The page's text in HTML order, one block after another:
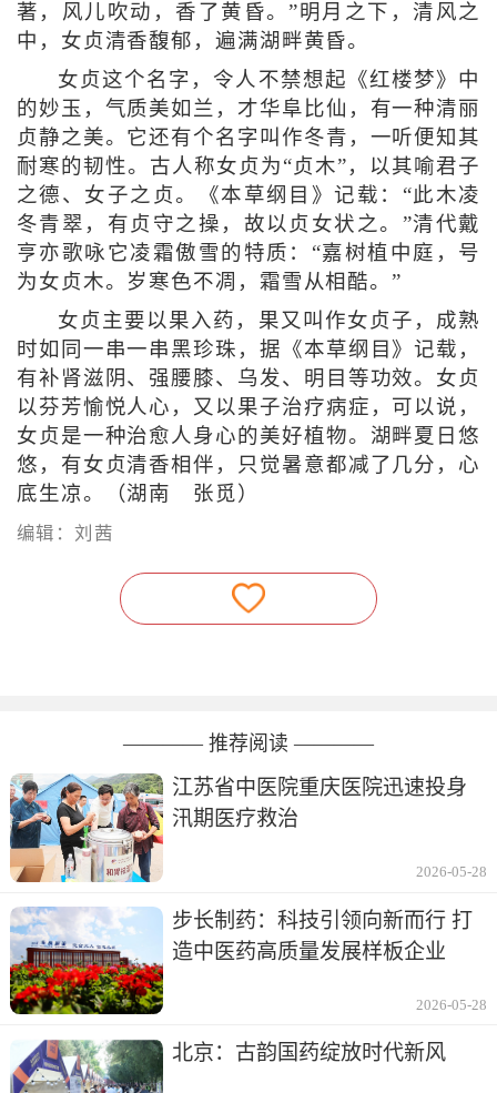
著，风儿吹动，香了黄昏。”明月之下，清风之
中，女贞清香馥郁，遍满湖畔黄昏。
女贞这个名字，令人不禁想起《红楼梦》中
的妙玉，气质美如兰，才华阜比仙，有一种清丽
贞静之美。它还有个名字叫作冬青，一听便知其
耐寒的韧性。古人称女贞为“贞木”，以其喻君子
之德、女子之贞。《本草纲目》记载：“此木凌
冬青翠，有贞守之操，故以贞女状之。”清代戴
亨亦歌咏它凌霜傲雪的特质：“嘉树植中庭，号
为女贞木。岁寒色不凋，霜雪从相酷。”
女贞主要以果入药，果又叫作女贞子，成熟
时如同一串一串黑珍珠，据《本草纲目》记载，
有补肾滋阴、强腰膝、乌发、明目等功效。女贞
以芬芳愉悦人心，又以果子治疗病症，可以说，
女贞是一种治愈人身心的美好植物。湖畔夏日悠
悠，有女贞清香相伴，只觉暑意都减了几分，心
底生凉。（湖南 张觅）
编辑：刘茜
———— 推荐阅读 ————
江苏省中医院重庆医院迅速投身
汛期医疗救治
2026-05-28
步长制药：科技引领向新而行 打
造中医药高质量发展样板企业
2026-05-28
北京：古韵国药绽放时代新风